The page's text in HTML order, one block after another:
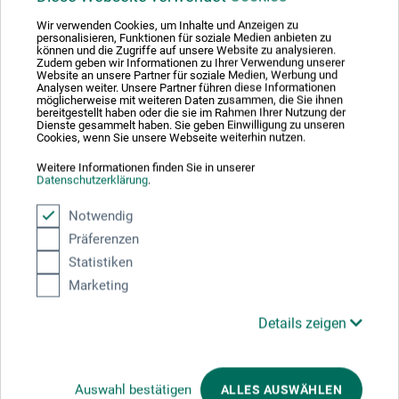
Wir verwenden Cookies, um Inhalte und Anzeigen zu
personalisieren, Funktionen für soziale Medien anbieten zu
können und die Zugriffe auf unsere Website zu analysieren.
Zudem geben wir Informationen zu Ihrer Verwendung unserer
Website an unsere Partner für soziale Medien, Werbung und
Analysen weiter. Unsere Partner führen diese Informationen
möglicherweise mit weiteren Daten zusammen, die Sie ihnen
bereitgestellt haben oder die sie im Rahmen Ihrer Nutzung der
Dienste gesammelt haben. Sie geben Einwilligung zu unseren
Cookies, wenn Sie unsere Webseite weiterhin nutzen.
Weitere Informationen finden Sie in unserer
Datenschutzerklärung.
Notwendig
Präferenzen
Statistiken
Marketing
Details zeigen
Auswahl bestätigen ALLES AUSWÄHLEN
Otto-Hahn-Str. 2
40699 Erkrath
DEUTSCHLAND
info@schmincke.de
Kunden kauften auch